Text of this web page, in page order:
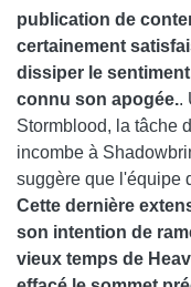
publication de
certainement
dissiper le
connu son apogée..
Stormblood, la tâche
incombe à
suggère que l'équipe
Cette dernière
son intention de
vieux temps de